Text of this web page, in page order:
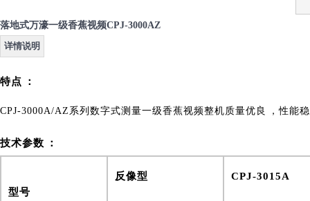
落地式万濠一级香蕉视频CPJ-3000AZ
详情说明
​特点：
CPJ-3000A/AZ系列数字式测量一级香蕉视频整机质量优良，性能稳定
技术参数：
型号
反像型 CPJ-3015A